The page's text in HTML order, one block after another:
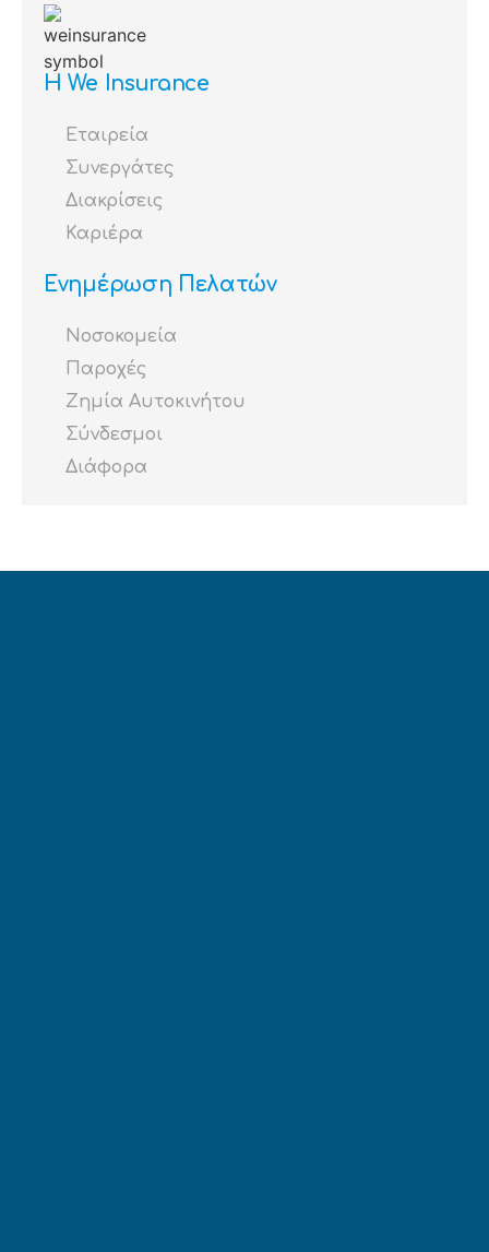
Η We Insurance
Εταιρεία
Συνεργάτες
Διακρίσεις
Καριέρα
Ενημέρωση Πελατών
Νοσοκομεία
Παροχές
Ζημία Αυτοκινήτου
Σύνδεσμοι
Διάφορα